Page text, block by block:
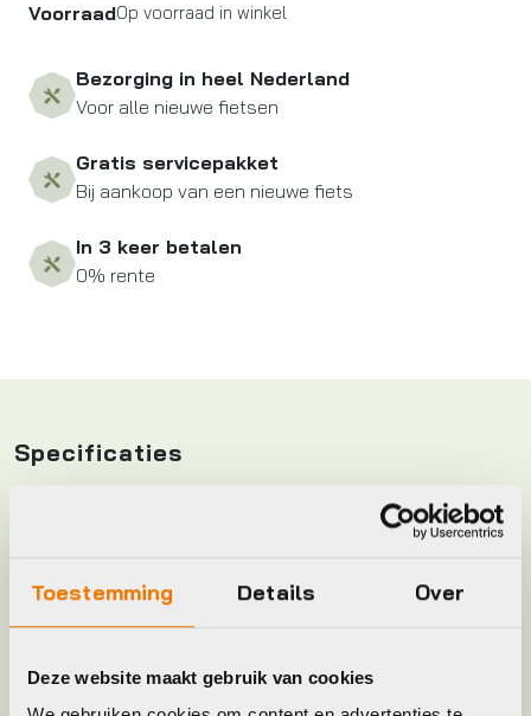
Toestemming Details Over
Deze website maakt gebruik van cookies
VoorraadOp voorraad in winkel
Bezorging in heel Nederland
Voor alle nieuwe fietsen
Gratis servicepakket
Bij aankoop van een nieuwe fiets
In 3 keer betalen
0% rente
Specificaties
Heren